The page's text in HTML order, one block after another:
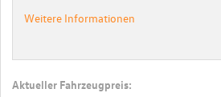
Weitere Informationen
Aktueller Fahrzeugpreis: